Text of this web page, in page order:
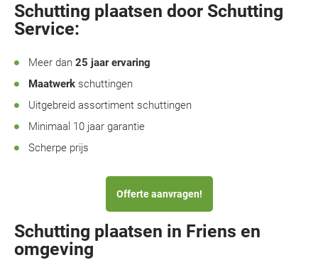
Schutting plaatsen door Schutting
Service:
Meer dan 25 jaar ervaring
Maatwerk schuttingen
Uitgebreid assortiment schuttingen
Minimaal 10 jaar garantie
Scherpe prijs
Offerte aanvragen!
Schutting plaatsen in Friens en
omgeving